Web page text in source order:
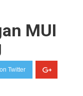
MUI
Twitter